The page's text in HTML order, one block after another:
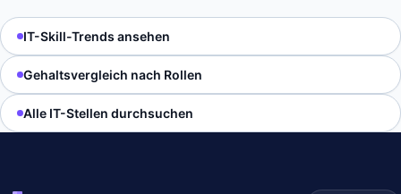
IT-Skill-Trends ansehen
Gehaltsvergleich nach Rollen
Alle IT-Stellen durchsuchen